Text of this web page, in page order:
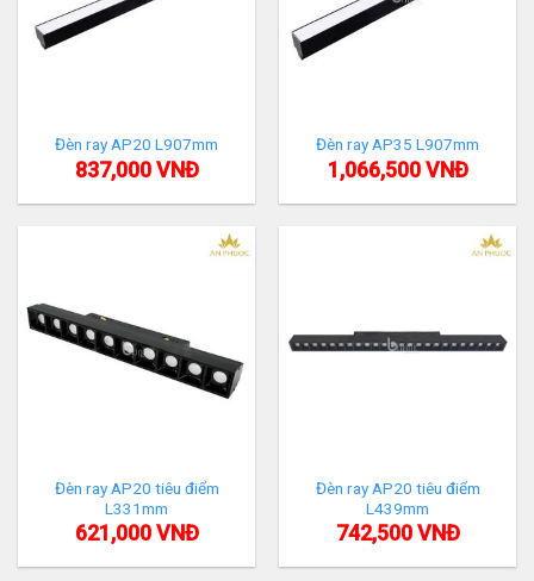
Đèn ray AP20 L907mm
837,000VNĐ
Đèn ray AP35 L907mm
1,066,500VNĐ
Đèn ray AP20 tiêu điểm
L331mm
621,000VNĐ
Đèn ray AP20 tiêu điểm
L439mm
742,500VNĐ